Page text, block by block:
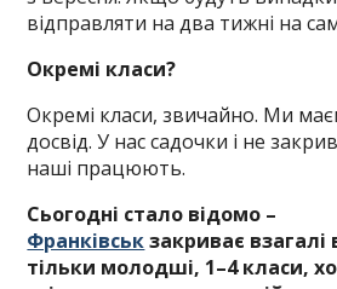
відправляти на два тижні на
Окремі класи?
Окремі класи, звичайно. Ми
досвід. У нас садочки і не
наші працюють.
Сьогодні стало відомо –
Франківськзакриває взагалі
тільки молодші, 1–4 класи,